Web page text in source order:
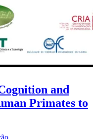
and
Primates to